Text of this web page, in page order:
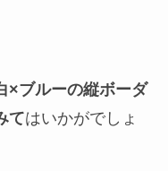
×ブルーの縦ボーダ
てはいかがでしょ